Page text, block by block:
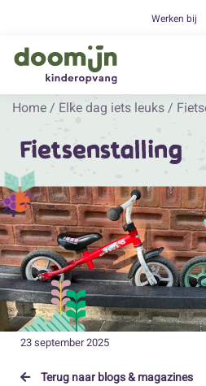
Werken bij
Home / Elke dag iets leuks /
Fietsenstalling
23 september 2025
Terug naar blogs & magazines